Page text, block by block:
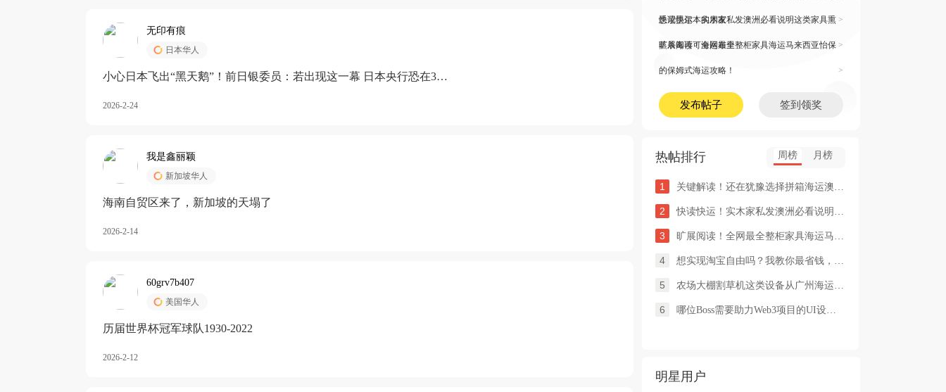
无印有痕
日本华人
小心日本飞出“黑天鹅”！前日银委员：若出现这一幕 日本央行恐在3月
2026-2-24
我是鑫丽颖
新加坡华人
海南自贸区来了，新加坡的天塌了
2026-2-14
60grv7b407
美国华人
历届世界杯冠军球队1930-2022
2026-2-12
悉尼墨尔本的朋友 >
快读快运！实木家私发澳洲必看说明这类家具熏
蒸杀毒再可海运布里 >
旷展阅读！全网最全整柜家具海运马来西亚怡保
的保姆式海运攻略！ >
发布帖子 签到领奖
热帖排行 周榜 月榜
1 关键解读！还在犹豫选择拼箱海运澳洲or整柜海运悉尼墨尔本的朋友
2 快读快运！实木家私发澳洲必看说明这类家具熏蒸杀毒再可海运布里
3 旷展阅读！全网最全整柜家具海运马来西亚怡保的保姆式海运攻略！
4 想实现淘宝自由吗？我教你最省钱，最方便的方法
5 农场大棚割草机这类设备从广州海运到澳洲堪培拉过海关需要提供什
6 哪位Boss需要助力Web3项目的UI设计，或qian
明星用户